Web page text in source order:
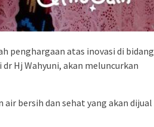
penghargaan atas inovasi di bidang
Hj Wahyuni, akan meluncurkan
bersih dan sehat yang akan dijual